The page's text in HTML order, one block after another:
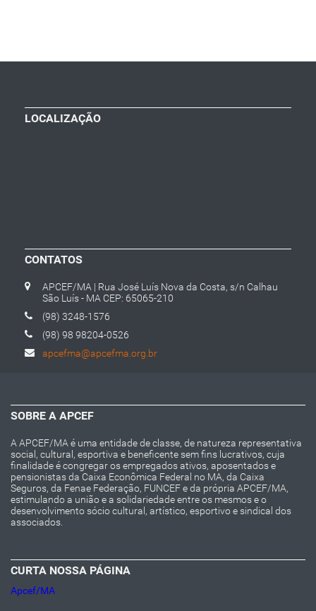
LOCALIZAÇÃO
CONTATOS
APCEF/MA | Rua José Luís Nova da Costa, s/n Calhau
São Luís - MA CEP: 65065-210
(98) 3248-1576
(98) 98 98204-0526
apcefma@apcefma.org.br
SOBRE A APCEF
A APCEF/MA é uma entidade de classe, de natureza representativa
social, cultural, esportiva e beneficente sem fins lucrativos, cuja
finalidade é congregar os empregados ativos, aposentados e
pensionistas da Caixa Econômica Federal no MA, da Caixa
Seguros, da Fenae Federação, FUNCEF e da própria APCEF/MA,
estimulando a união e a solidariedade entre os mesmos e o
desenvolvimento sócio cultural, artístico, esportivo e sindical dos
associados.
CURTA NOSSA PÁGINA
Apcef/MA